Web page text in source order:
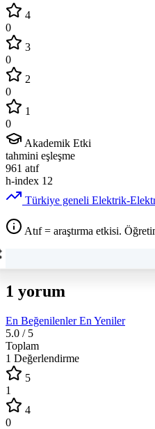
4
0
3
0
2
0
1
0
Akademik Etki
tahmini eşleşme
961 atıf
h-index 12
Türkiye geneli Elektrik-
Atıf = araştırma etkisi.
1 yorum
En BeğenilenlerEn Yeniler
5.0 / 5
Toplam
1 Değerlendirme
5
1
4
0